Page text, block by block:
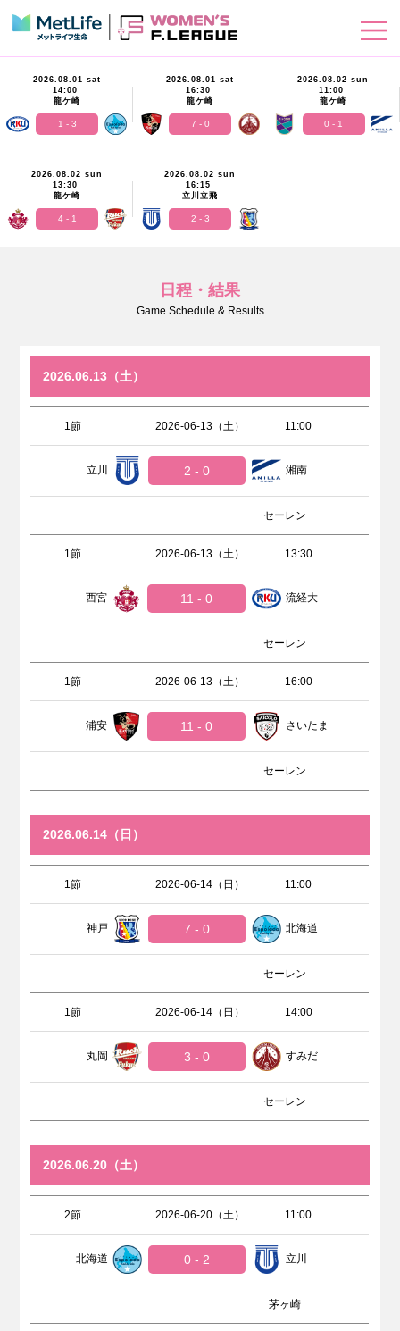
2026.08.01 sat
14:00
龍ケ崎
1 - 3
2026.08.01 sat
16:30
龍ケ崎
7 - 0
2026.08.02 sun
11:00
龍ケ崎
0 - 1
2026.08.02 sun
13:30
龍ケ崎
4 - 1
2026.08.02 sun
16:15
立川立飛
2 - 3
日程・結果
Game Schedule & Results
2026.06.13（土）
1節 2026-06-13（土） 11:00
立川 2 - 0 湘南
セーレン
1節 2026-06-13（土） 13:30
西宮 11 - 0 流経大
セーレン
1節 2026-06-13（土） 16:00
浦安 11 - 0 さいたま
セーレン
2026.06.14（日）
1節 2026-06-14（日） 11:00
神戸 7 - 0 北海道
セーレン
1節 2026-06-14（日） 14:00
丸岡 3 - 0 すみだ
セーレン
2026.06.20（土）
2節 2026-06-20（土） 11:00
北海道 0 - 2 立川
茅ヶ崎